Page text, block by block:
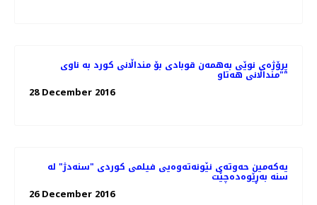
پرۆژەی نوێی بەھمەن قوبادی بۆ منداڵانی کورد بە ناوی
"منداڵانی ھەتاو"
28 December 2016
یەکەمین حەوتەی نێونەتەوەیی فیلمی کوردی "سنەدژ" لە
سنە بەڕێوەدەچێت
26 December 2016